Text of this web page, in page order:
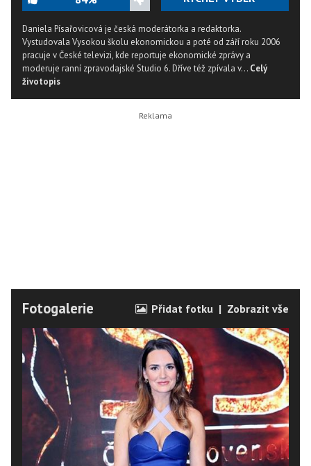
Daniela Písařovicová je česká moderátorka a redaktorka.
Vystudovala Vysokou školu ekonomickou a poté od září roku 2006
pracuje v České televizi, kde reportuje ekonomické zprávy a
moderuje ranní zpravodajské Studio 6. Dříve též zpívala v... Celý
životopis
Fotogalerie Přidat fotku | Zobrazit vše